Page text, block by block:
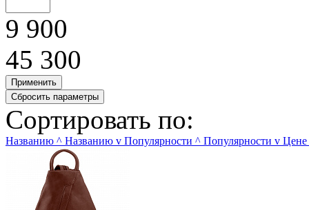
9 900
45 300
Сортировать по:
Названию ^ Названию v Популярности ^ Популярности v Цене